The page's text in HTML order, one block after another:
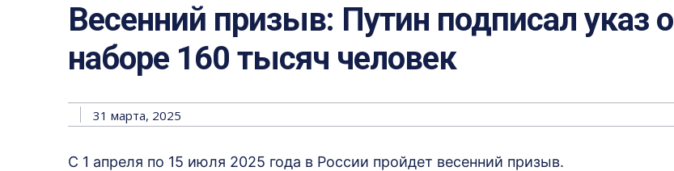
Весенний призыв: Путин подписал указ о
наборе 160 тысяч человек
31 марта, 2025
С 1 апреля по 15 июля 2025 года в России пройдет весенний призыв.